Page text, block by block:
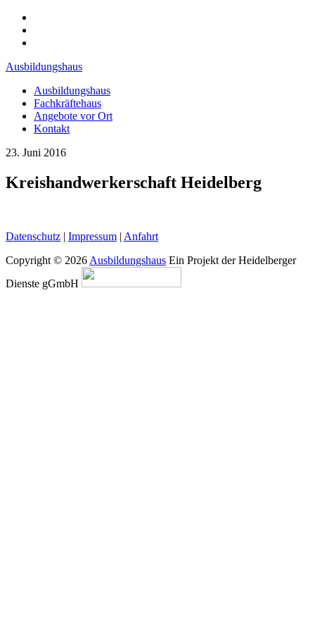
Ausbildungshaus
Ausbildungshaus
Fachkräftehaus
Angebote vor Ort
Kontakt
23. Juni 2016
Kreishandwerkerschaft Heidelberg
Datenschutz | Impressum | Anfahrt
Copyright © 2026 Ausbildungshaus Ein Projekt der Heidelberger
Dienste gGmbH